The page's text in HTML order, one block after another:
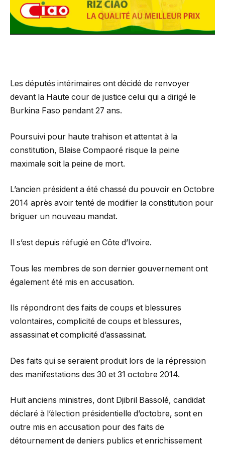
Les députés intérimaires ont décidé de renvoyer
devant la Haute cour de justice celui qui a dirigé le
Burkina Faso pendant 27 ans.
Poursuivi pour haute trahison et attentat à la
constitution, Blaise Compaoré risque la peine
maximale soit la peine de mort.
L’ancien président a été chassé du pouvoir en Octobre
2014 après avoir tenté de modifier la constitution pour
briguer un nouveau mandat.
Il s’est depuis réfugié en Côte d’Ivoire.
Tous les membres de son dernier gouvernement ont
également été mis en accusation.
Ils répondront des faits de coups et blessures
volontaires, complicité de coups et blessures,
assassinat et complicité d’assassinat.
Des faits qui se seraient produit lors de la répression
des manifestations des 30 et 31 octobre 2014.
Huit anciens ministres, dont Djibril Bassolé, candidat
déclaré à l’élection présidentielle d’octobre, sont en
outre mis en accusation pour des faits de
détournement de deniers publics et enrichissement